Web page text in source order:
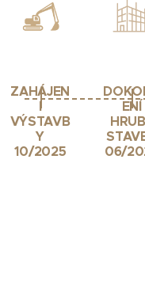
ZAHÁJEN
Í
VÝSTAVB
Y
10/2025
ENÍ
06/